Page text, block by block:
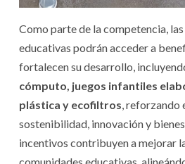
Como parte de la competencia,
educativas podrán acceder a
fortalecen su desarrollo,
cómputo, juegos infantiles
plástica y ecofiltros , reforzando
sostenibilidad, innovación y
incentivos contribuyen a mejorar